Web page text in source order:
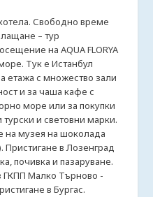
Свободно време
– тур
на AQUA FLORYA
Тук е Истанбул
етажа с множество зали
и за чаша кафе с
море или за покупки
и световни марки.
на музея на шоколада
Пристигане в Лозенград
почивка и пазаруване.
ГКПП Малко Търново -
в Бургас.